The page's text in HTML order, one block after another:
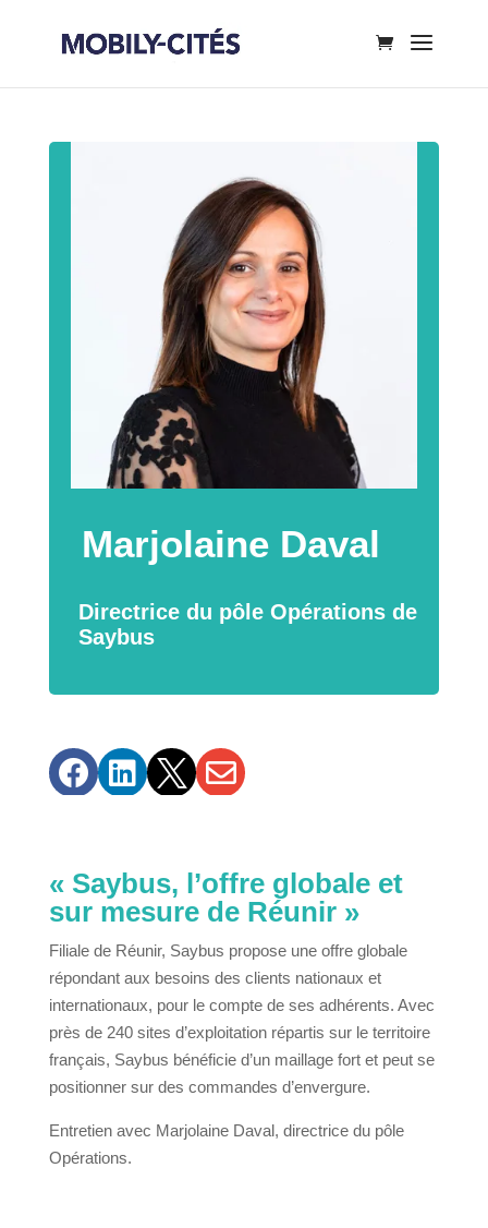
Marjolaine Daval
Directrice du pôle Opérations de
Saybus
   
« Saybus, l’offre globale et
sur mesure de Réunir »
Filiale de Réunir, Saybus propose une offre globale
répondant aux besoins des clients nationaux et
internationaux, pour le compte de ses adhérents. Avec
près de 240 sites d’exploitation répartis sur le territoire
français, Saybus bénéficie d’un maillage fort et peut se
positionner sur des commandes d’envergure.
Entretien avec Marjolaine Daval, directrice du pôle
Opérations.